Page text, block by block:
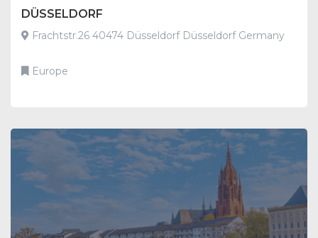
DÜSSELDORF
Frachtstr.26 40474 Düsseldorf Düsseldorf Germany
Europe